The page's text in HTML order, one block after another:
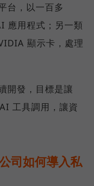
台，以一百多
應用程式；另一類
顯示卡，處理
開發，目標是讓
工具調用，讓資
司如何導入私